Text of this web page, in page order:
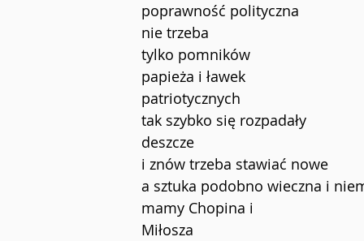
poprawność polityczna
nie trzeba
tylko pomników
papieża i ławek
patriotycznych
tak szybko się rozpadały
deszcze
i znów trzeba stawiać nowe
a sztuka podobno wieczna i
mamy Chopina i
Miłosza